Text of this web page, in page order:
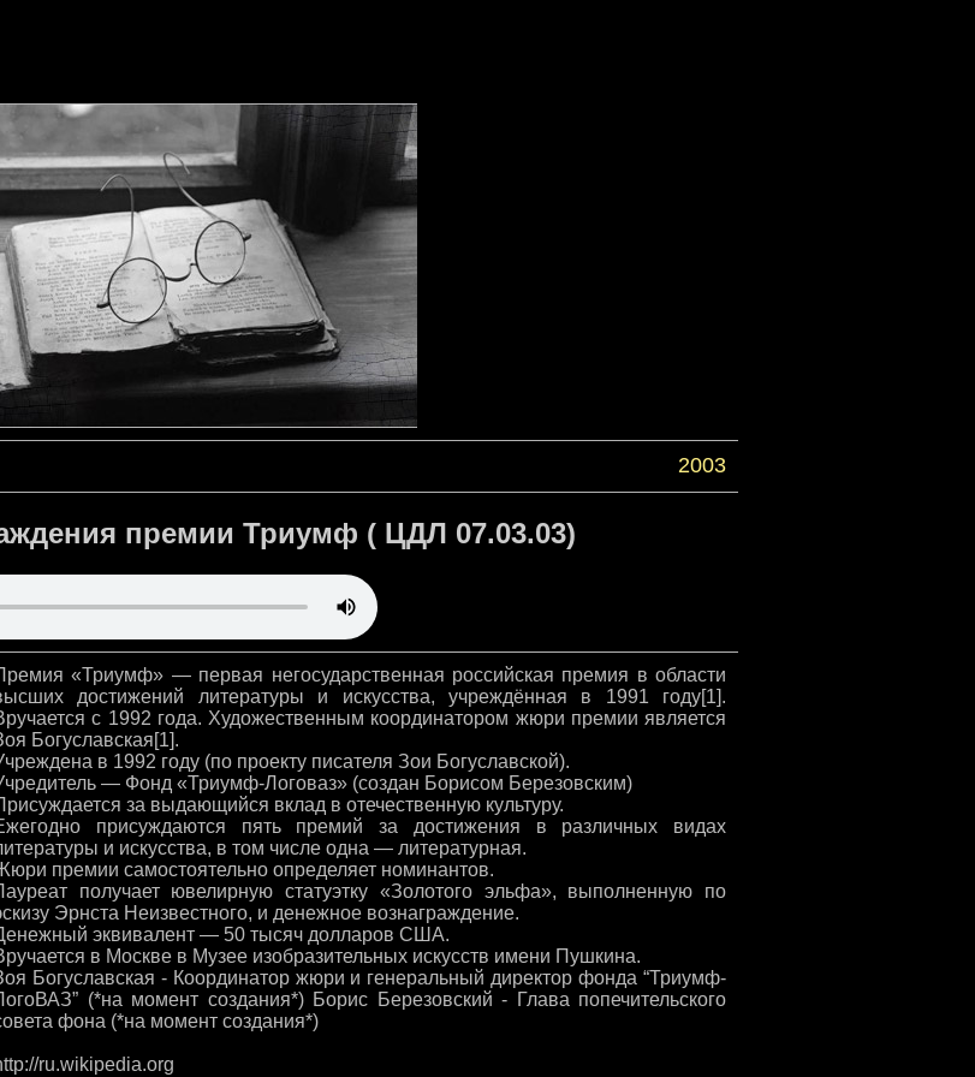
2003
премии Триумф ( ЦДЛ 07.03.03)
«Триумф» — первая негосударственная российская премия в области
достижений литературы и искусства, учреждённая в 1991 году[1].
с 1992 года. Художественным координатором жюри премии является
Богуславская[1].
в 1992 году (по проекту писателя Зои Богуславской).
— Фонд «Триумф-Логоваз» (создан Борисом Березовским)
за выдающийся вклад в отечественную культуру.
присуждаются пять премий за достижения в различных видах
и искусства, в том числе одна — литературная.
премии самостоятельно определяет номинантов.
получает ювелирную статуэтку «Золотого эльфа», выполненную по
Эрнста Неизвестного, и денежное вознаграждение.
эквивалент — 50 тысяч долларов США.
в Москве в Музее изобразительных искусств имени Пушкина.
Богуславская - Координатор жюри и генеральный директор фонда “Триумф-
(*на момент создания*) Борис Березовский - Глава попечительского
фона (*на момент создания*)
ru.wikipedia.org